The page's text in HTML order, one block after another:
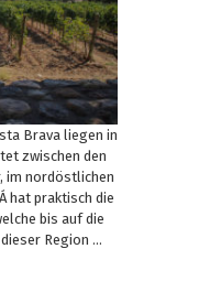
Brava liegen in
zwischen den
im nordöstlichen
hat praktisch die
bis auf die
Region ...